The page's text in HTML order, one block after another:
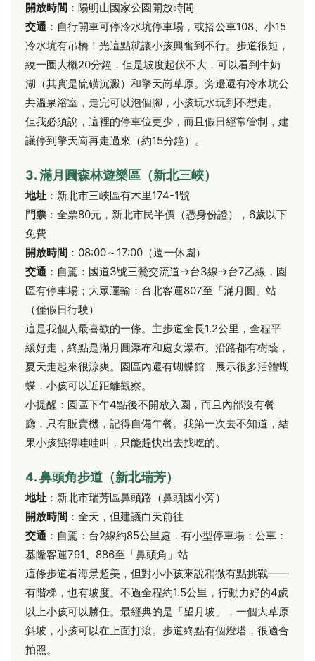
開放時間 ：陽明山國家公園開放時間
交通 ：自行開車可停冷水坑停車場，或搭公車108、小15
冷水坑有吊橋！光這點就讓小孩興奮到不行。步道很短，
繞一圈大概20分鐘，但是坡度起伏不大，可以看到牛奶
湖（其實是硫磺沉澱）和擎天崗草原。旁邊還有冷水坑公
共溫泉浴室，走完可以泡個腳，小孩玩水玩到不想走。
但我必須說，這裡的停車位更少，而且假日經常管制，建
議停到擎天崗再走過來（約15分鐘）。
3. 滿月圓森林遊樂區（新北三峽）
地址 ：新北市三峽區有木里174-1號
門票 ：全票80元，新北市民半價（憑身份證），6歲以下
免費
開放時間 ：08:00～17:00（週一休園）
交通 ：自駕：國道3號三鶯交流道→台3線→台7乙線，園
區有停車場；大眾運輸：台北客運807至「滿月圓」站
（僅假日行駛）
這是我個人最喜歡的一條。主步道全長1.2公里，全程平
緩好走，終點是滿月圓瀑布和處女瀑布。沿路都有樹蔭，
夏天走起來很涼爽。園區內還有蝴蝶館，展示很多活體蝴
蝶，小孩可以近距離觀察。
小提醒：園區下午4點後不開放入園，而且內部沒有餐
廳，只有販賣機，記得自備午餐。我第一次去不知道，結
果小孩餓得哇哇叫，只能趕快出去找吃的。
4. 鼻頭角步道（新北瑞芳）
地址 ：新北市瑞芳區鼻頭路（鼻頭國小旁）
開放時間 ：全天，但建議白天前往
交通 ：自駕：台2線約85公里處，有小型停車場；公車：
基隆客運791、886至「鼻頭角」站
這條步道看海景超美，但對小小孩來說稍微有點挑戰——
有階梯，也有坡度。不過全程約1.5公里，行動力好的4歲
以上小孩可以勝任。最經典的是「望月坡」，一個大草原
斜坡，小孩可以在上面打滾。步道終點有個燈塔，很適合
拍照。